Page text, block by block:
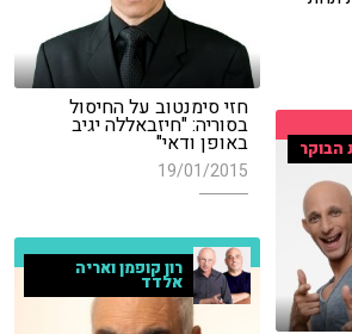
חזי סימנטוב על החיסול
בסוריה: "חיזבאללה יגיב
באופן ודאי"
19/01/2015
הבוקר
רון קופמן ואריה
אלדד